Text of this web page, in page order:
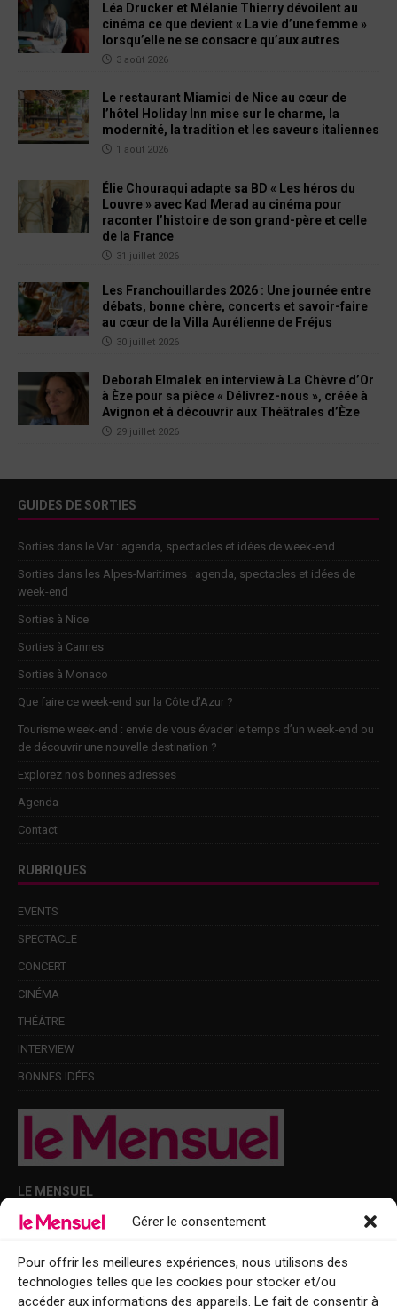
Gérer le consentement
Pour offrir les meilleures expériences, nous utilisons des
technologies telles que les cookies pour stocker et/ou
accéder aux informations des appareils. Le fait de consentir à
Léa Drucker et Mélanie Thierry dévoilent au
cinéma ce que devient « La vie d’une femme »
lorsqu’elle ne se consacre qu’aux autres
3 août 2026
Le restaurant Miamici de Nice au cœur de
l’hôtel Holiday Inn mise sur le charme, la
modernité, la tradition et les saveurs italiennes
1 août 2026
Élie Chouraqui adapte sa BD « Les héros du
Louvre » avec Kad Merad au cinéma pour
raconter l’histoire de son grand-père et celle
de la France
31 juillet 2026
Les Franchouillardes 2026 : Une journée entre
débats, bonne chère, concerts et savoir-faire
au cœur de la Villa Aurélienne de Fréjus
30 juillet 2026
Deborah Elmalek en interview à La Chèvre d’Or
à Èze pour sa pièce « Délivrez-nous », créée à
Avignon et à découvrir aux Théâtrales d’Èze
29 juillet 2026
GUIDES DE SORTIES
Sorties dans le Var : agenda, spectacles et idées de week-end
Sorties dans les Alpes-Maritimes : agenda, spectacles et idées de
week-end
Sorties à Nice
Sorties à Cannes
Sorties à Monaco
Que faire ce week-end sur la Côte d’Azur ?
Tourisme week-end : envie de vous évader le temps d’un week-end ou
de découvrir une nouvelle destination ?
Explorez nos bonnes adresses
Agenda
Contact
RUBRIQUES
EVENTS
SPECTACLE
CONCERT
CINÉMA
THÉÂTRE
INTERVIEW
BONNES IDÉES
LE MENSUEL
Points de diffusion Var et Alpes-Maritimes : oû trouver Le Mensuel ?
Le Mensuel en PDF : consultez le magazine en ligne
Qui sommes-nous ?